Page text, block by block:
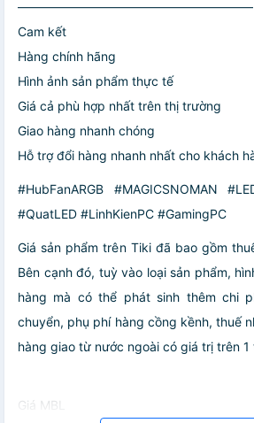
———————————————————
Cam kết
Hàng chính hãng
Hình ảnh sản phẩm thực tế
Giá cả phù hợp nhất trên thị trường
Giao hàng nhanh chóng
Hỗ trợ đổi hàng nhanh nhất cho khách
#HubFanARGB #MAGICSNOMAN
#QuatLED #LinhKienPC #GamingPC
Giá sản phẩm trên Tiki đã bao gồm
Bên cạnh đó, tuỳ vào loại sản phẩm,
hàng mà có thể phát sinh thêm chi
chuyển, phụ phí hàng cồng kềnh, thuế
hàng giao từ nước ngoài có giá trị trên 1
Giá MBL